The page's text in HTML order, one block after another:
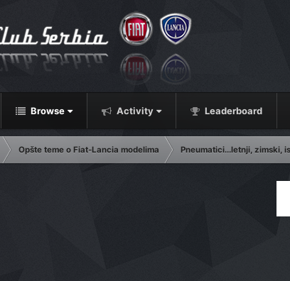
Browse Activity Leaderboard
Opšte teme o Fiat-Lancia modelima Pneumatici...letnji, zimski,